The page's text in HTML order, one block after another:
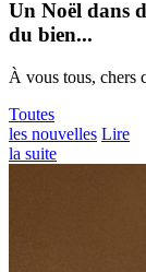
Un Noël dans
du bien...
À vous tous, chers
Toutes
les nouvelles Lire
la suite